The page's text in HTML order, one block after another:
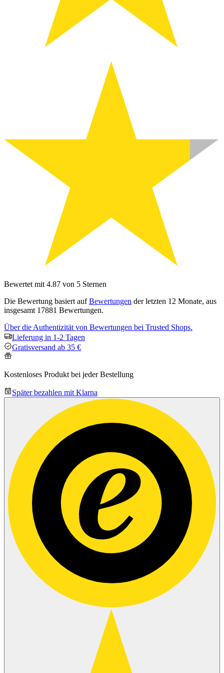
Bewertet mit 4.87 von 5 Sternen
Die Bewertung basiert aufBewertungen der letzten 12 Monate, aus
insgesamt 17881 Bewertungen.
Über die Authentizität von Bewertungen bei Trusted Shops.
Lieferung in 1-2 Tagen
Gratisversand ab 35 €
Kostenloses Produkt bei jeder Bestellung
Später bezahlen mit Klarna